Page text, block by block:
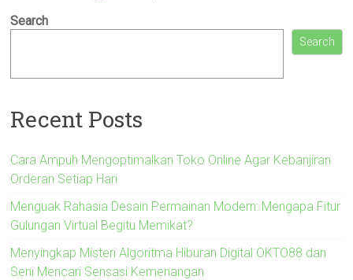
Search
Search
Recent Posts
Cara Ampuh Mengoptimalkan Toko Online Agar Kebanjiran
Orderan Setiap Hari
Menguak Rahasia Desain Permainan Modern: Mengapa Fitur
Gulungan Virtual Begitu Memikat?
Menyingkap Misteri Algoritma Hiburan Digital OKTO88 dan
Seni Mencari Sensasi Kemenangan